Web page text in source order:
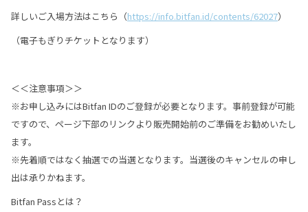
詳しいご入場方法はこちら（https://info.bitfan.id/contents/62027）
（電子もぎりチケットとなります）
＜＜注意事項＞＞
※お申し込みにはBitfan IDのご登録が必要となります。事前登録が可能
ですので、ページ下部のリンクより販売開始前のご準備をお勧めいたし
ます。
※先着順ではなく抽選での当選となります。当選後のキャンセルの申し
出は承りかねます。
Bitfan Passとは？